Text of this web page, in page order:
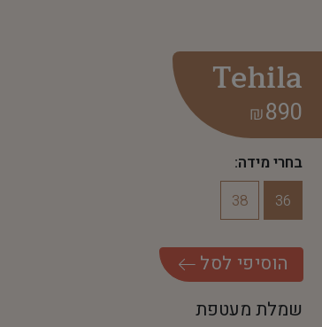
Tehila
890
₪
בחרי מידה:
36
38
הוסיפי לסל
שמלת מעטפת